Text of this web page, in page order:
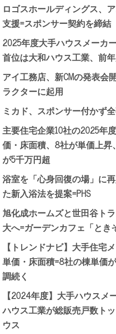
ロゴスホールディングス、
支援=スポンサー契約を締結
2025年度大手ハウスメーカ
首位は大和ハウス工業、前
アイ工務店、新CMの発表会
ラクターに起用
ミカド、スポンサー付かず
主要住宅企業10社の2025年
価・床面積、8社が単価上
が5千万円超
浴室を「心身回復の場」に
た新入浴法を提案=PHS
旭化成ホームズと世田谷ト
大へ=ガーデンカフェ「とき
【トレンドナビ】大手住宅
単価・床面積=8社の棟単価
調続く
【2024年度】大手ハウス
ハウス工業が総販売戸数ト
ウス